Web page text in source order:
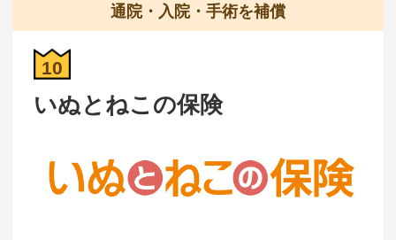
通院・入院・手術を補償
10
いぬとねこの保険